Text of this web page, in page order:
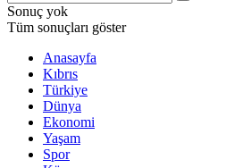
Sonuç yok
Tüm sonuçları göster
Anasayfa
Kıbrıs
Türkiye
Dünya
Ekonomi
Yaşam
Spor